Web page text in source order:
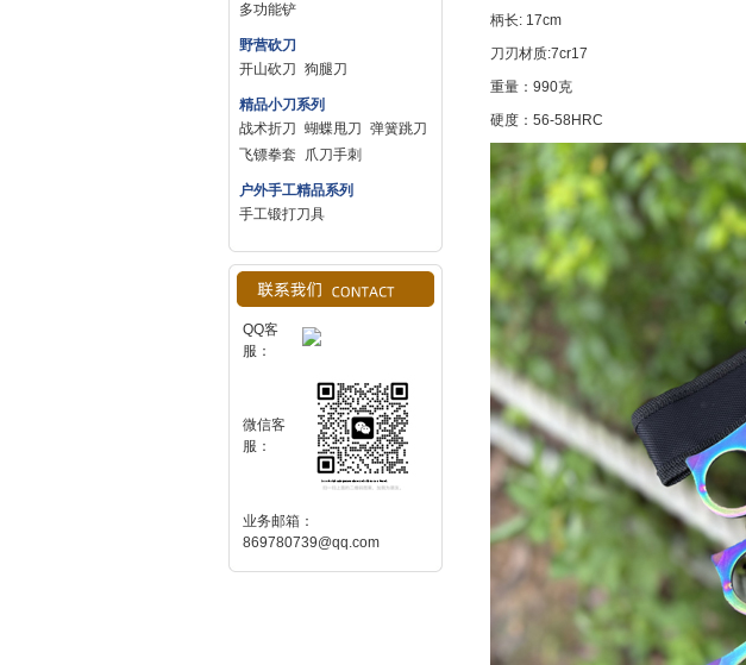
多功能铲
野营砍刀
开山砍刀 狗腿刀
精品小刀系列
战术折刀 蝴蝶甩刀 弹簧跳刀
飞镖拳套
爪刀手刺
户外手工精品系列
手工锻打刀具
QQ客
服：
微信客
服：
业务邮箱：
869780739@qq.com
柄长: 17cm
刀刃材质:7cr17
重量：990克
硬度：56-58HRC